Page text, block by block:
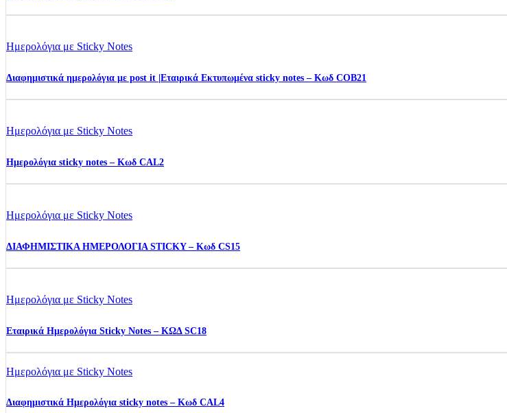
Ημερολόγια με Sticky Notes
Διαφημιστικά ημερολόγια με post it |Εταιρικά Εκτυπωμένα sticky notes – Κωδ COB21
Ημερολόγια με Sticky Notes
Ημερολόγια sticky notes – Κωδ CAL2
Ημερολόγια με Sticky Notes
ΔΙΑΦΗΜΙΣΤΙΚΑ ΗΜΕΡΟΛΟΓΙΑ STICKY – Κωδ CS15
Ημερολόγια με Sticky Notes
Εταιρικά Ημερολόγια Sticky Notes – ΚΩΔ SC18
Ημερολόγια με Sticky Notes
Διαφημιστικά Ημερολόγια sticky notes – Kωδ CAL4